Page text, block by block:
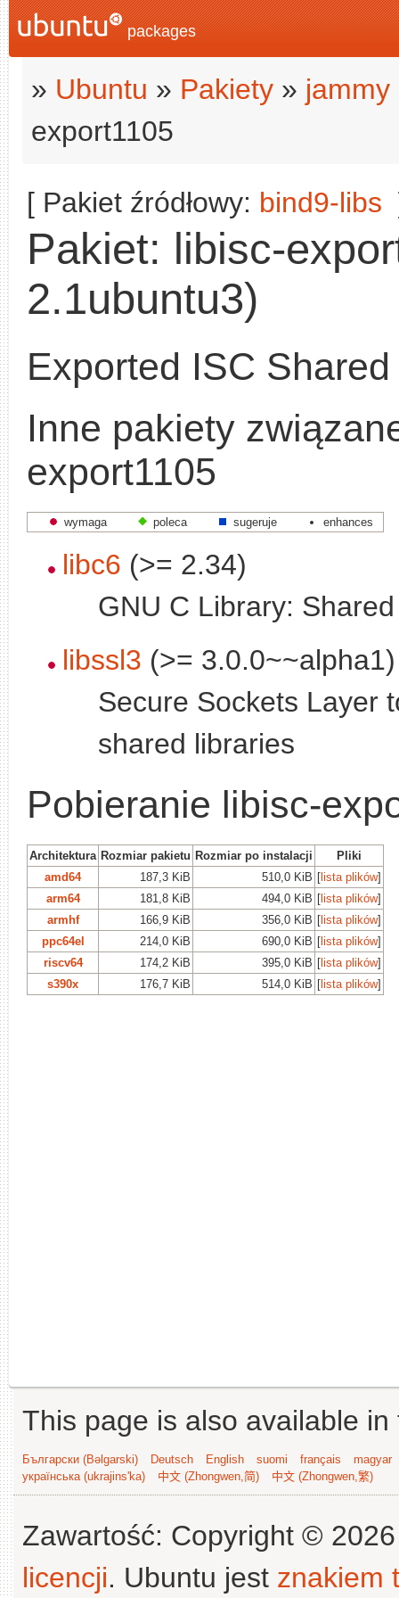
packages
» Ubuntu » Pakiety » jammy
export1105
[ Pakiet źródłowy: bind9-libs
Pakiet: libisc-
2.1ubuntu3)
Exported ISC
Inne pakiety
export1105
wymaga poleca sugeruje enhances
libc6 (>= 2.34)
GNU C Library:
libssl3 (>= 3.0.0~~alpha1)
Secure Sockets Layer
shared libraries
Pobieranie libisc-
Architektura Rozmiar pakietu Rozmiar po instalacji
Pliki
amd64
187,3 KiB 510,0 KiB [lista plików]
arm64
181,8 KiB 494,0 KiB [lista plików]
armhf
166,9 KiB 356,0 KiB [lista plików]
ppc64el
214,0 KiB 690,0 KiB [lista plików]
riscv64
174,2 KiB 395,0 KiB [lista plików]
s390x
176,7 KiB 514,0 KiB [lista plików]
This page is also available
Български (Bəlgarski) Deutsch English suomi français
magyar
українська (ukrajins'ka)
中文 (Zhongwen,简) 中文 (Zhongwen,繁)
Zawartość: Copyright ©
licencji. Ubuntu jest znakiem